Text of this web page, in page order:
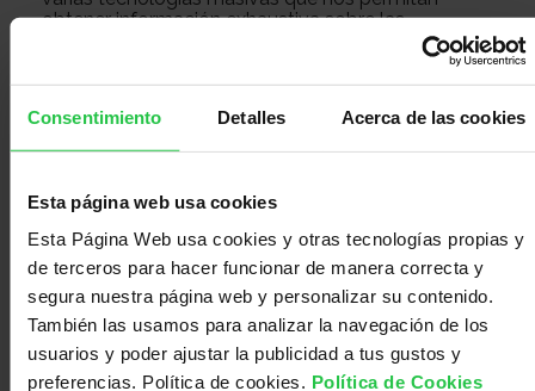
Consentimiento Detalles Acerca de las cookies
Esta página web usa cookies
Esta Página Web usa cookies y otras tecnologías propias y
de terceros para hacer funcionar de manera correcta y
segura nuestra página web y personalizar su contenido.
También las usamos para analizar la navegación de los
usuarios y poder ajustar la publicidad a tus gustos y
preferencias. Política de cookies. Política de Cookies
psicológico
Atención
social
Orientación
obtener información exhaustiva sobre las
características moleculares de la enfermedad para
identificar rasgos biológicos comunes y únicos,
para estratificar (o clasificar) pacientes en la clínica
con mayor precisión, así como abrir nuevas vías
para el desarrollo de enfoques terapéuticos
innovadores para mejorar el pronóstico de los